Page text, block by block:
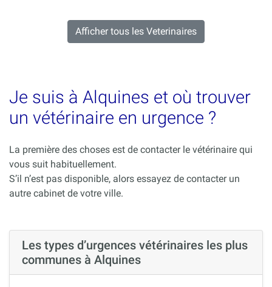
Afficher tous les Veterinaires
Je suis à Alquines et où trouver
un vétérinaire en urgence ?
La première des choses est de contacter le vétérinaire qui
vous suit habituellement.
S’il n’est pas disponible, alors essayez de contacter un
autre cabinet de votre ville.
Les types d’urgences vétérinaires les plus
communes à Alquines